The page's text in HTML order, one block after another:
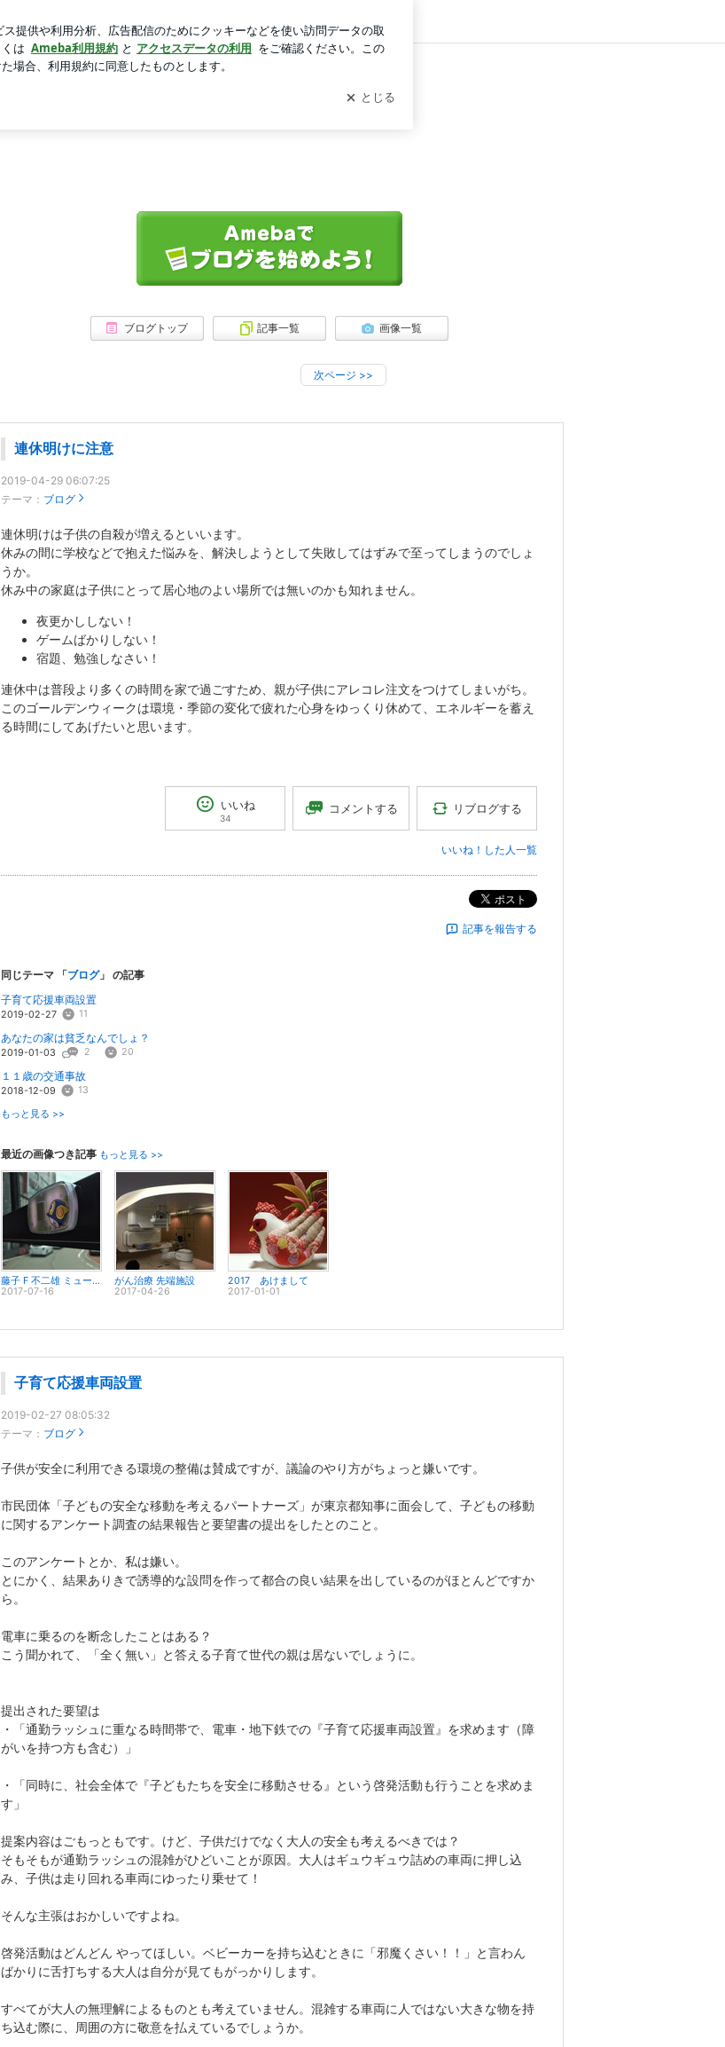
ログイン
ブログトップ 記事一覧 画像一覧
次ページ >>
連休明けに注意
2019-04-29 06:07:25
テーマ： ブログ
連休明けは子供の自殺が増えるといいます。
休みの間に学校などで抱えた悩みを、解決しようとして失敗してはずみで至ってしまうのでしょ
うか。
休み中の家庭は子供にとって居心地のよい場所では無いのかも知れません。
夜更かししない！
ゲームばかりしない！
宿題、勉強しなさい！
連休中は普段より多くの時間を家で過ごすため、親が子供にアレコレ注文をつけてしまいがち。
このゴールデンウィークは環境・季節の変化で疲れた心身をゆっくり休めて、エネルギーを蓄え
る時間にしてあげたいと思います。
いいね
34
コメントする リブログする
いいね！した人一覧
ポスト
記事を報告する
同じテーマ 「ブログ」 の記事
子育て応援車両設置
2019-02-27 11
あなたの家は貧乏なんでしょ？
2019-01-03 2 20
１１歳の交通事故
2018-12-09 13
もっと見る >>
最近の画像つき記事 もっと見る >>
藤子 F 不二雄 ミュージアム
2017-07-16
がん治療 先端施設
2017-04-26
2017 あけまして
2017-01-01
子育て応援車両設置
2019-02-27 08:05:32
テーマ： ブログ
子供が安全に利用できる環境の整備は賛成ですが、議論のやり方がちょっと嫌いです。
市民団体「子どもの安全な移動を考えるパートナーズ」が東京都知事に面会して、子どもの移動
に関するアンケート調査の結果報告と要望書の提出をしたとのこと。
このアンケートとか、私は嫌い。
とにかく、結果ありきで誘導的な設問を作って都合の良い結果を出しているのがほとんどですか
ら。
電車に乗るのを断念したことはある？
こう聞かれて、「全く無い」と答える子育て世代の親は居ないでしょうに。
提出された要望は
・「通勤ラッシュに重なる時間帯で、電車・地下鉄での『子育て応援車両設置』を求めます（障
がいを持つ方も含む）」
・「同時に、社会全体で『子どもたちを安全に移動させる』という啓発活動も行うことを求めま
す」
提案内容はごもっともです。けど、子供だけでなく大人の安全も考えるべきでは？
そもそもが通勤ラッシュの混雑がひどいことが原因。大人はギュウギュウ詰めの車両に押し込
み、子供は走り回れる車両にゆったり乗せて！
そんな主張はおかしいですよね。
啓発活動はどんどん やってほしい。ベビーカーを持ち込むときに「邪魔くさい！！」と言わん
ばかりに舌打ちする大人は自分が見てもがっかりします。
すべてが大人の無理解によるものとも考えていません。混雑する車両に人ではない大きな物を持
ち込む際に、周囲の方に敬意を払えているでしょうか。